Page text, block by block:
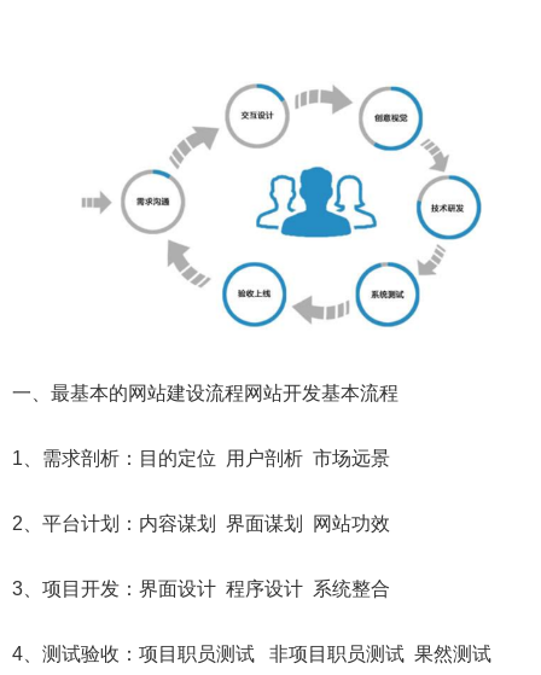
一、最基本的网站建设流程网站开发基本流程
1、需求剖析：目的定位 用户剖析 市场远景
2、平台计划：内容谋划 界面谋划 网站功效
3、项目开发：界面设计 程序设计 系统整合
4、测试验收：项目职员测试 非项目职员测试 果然测试